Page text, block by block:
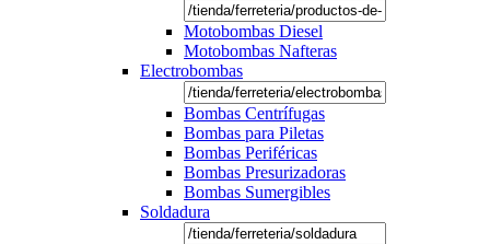
Motobombas Diesel
Motobombas Nafteras
Electrobombas
Bombas Centrífugas
Bombas para Piletas
Bombas Periféricas
Bombas Presurizadoras
Bombas Sumergibles
Soldadura